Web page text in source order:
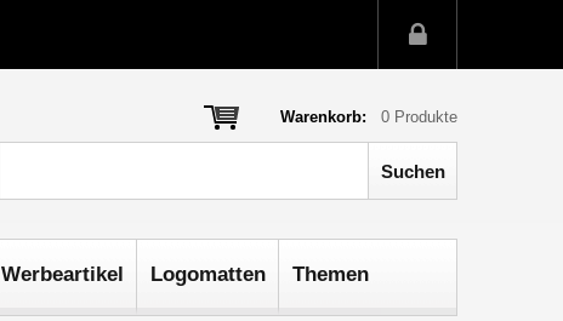
Warenkorb: 0 Produkte
Werbeartikel Logomatten Themen